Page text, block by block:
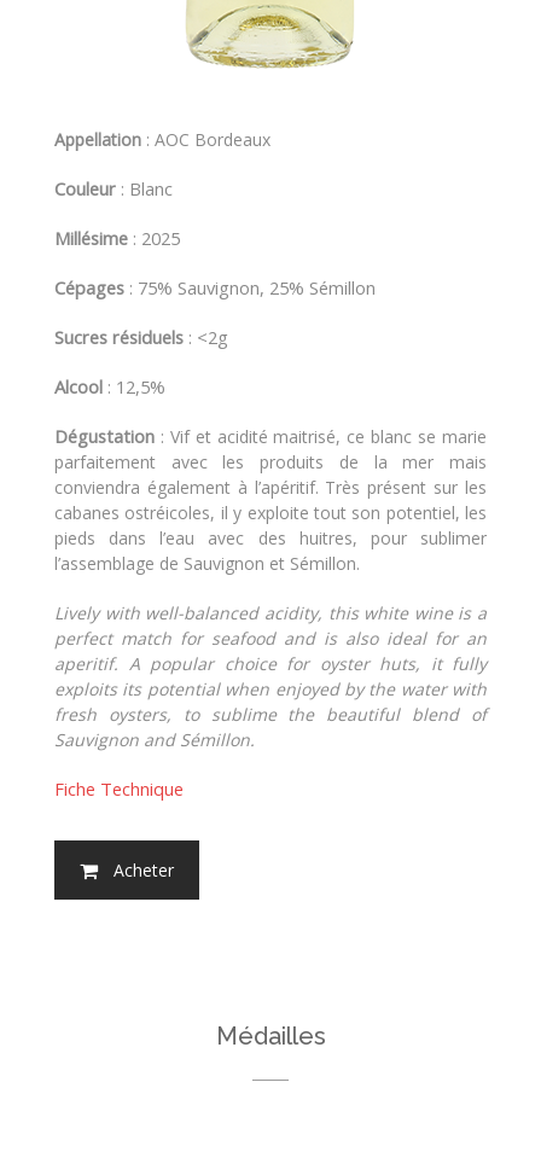
Appellation : AOC Bordeaux
Couleur : Blanc
Millésime : 2025
Cépages : 75% Sauvignon, 25% Sémillon
Sucres résiduels : <2g
Alcool : 12,5%
Dégustation : Vif et acidité maitrisé, ce blanc se marie
parfaitement avec les produits de la mer mais
conviendra également à l’apéritif. Très présent sur les
cabanes ostréicoles, il y exploite tout son potentiel, les
pieds dans l’eau avec des huitres, pour sublimer
l’assemblage de Sauvignon et Sémillon.
Lively with well-balanced acidity, this white wine is a
perfect match for seafood and is also ideal for an
aperitif. A popular choice for oyster huts, it fully
exploits its potential when enjoyed by the water with
fresh oysters, to sublime the beautiful blend of
Sauvignon and Sémillon.
Fiche Technique
Acheter
Médailles